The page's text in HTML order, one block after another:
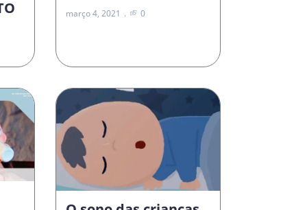
março 4, 2021 0